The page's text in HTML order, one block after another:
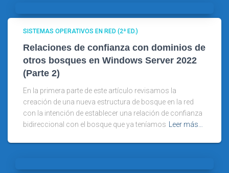
SISTEMAS OPERATIVOS EN RED (2ª ED.)
Relaciones de confianza con dominios de
otros bosques en Windows Server 2022
(Parte 2)
En la primera parte de este artículo revisamos la
creación de una nueva estructura de bosque en la red
con la intención de establecer una relación de confianza
bidireccional con el bosque que ya teníamos Leer más…